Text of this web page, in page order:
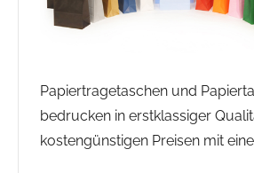
Papiertragetaschen und
bedrucken in erstklassiger
kostengünstigen Preisen mit